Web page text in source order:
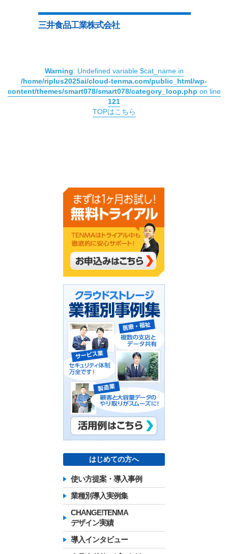
三井食品工業株式会社
Warning: Undefined variable $cat_name in
/home/riplus2025ai/cloud-tenma.com/public_html/wp-
content/themes/smart078/smart078/category_loop.php on line
121
TOPはこちら
はじめての方へ
使い方提案・導入事例
業種別導入実例集
CHANGE!TENMA
デザイン実績
導入インタビュー